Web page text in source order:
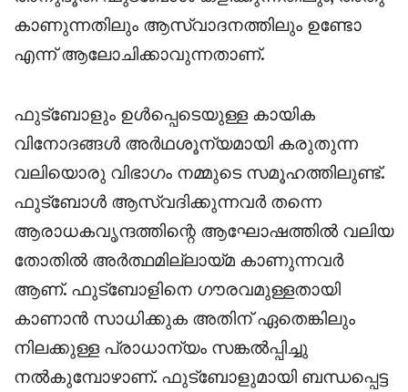
കാണുന്നതിലും ആസ്വാദനത്തിലും ഉണ്ടോ
എന്ന് ആലോചിക്കാവുന്നതാണ്.
ഫുട്ബോളും ഉൾപ്പെടെയുള്ള കായിക
വിനോദങ്ങൾ അർഥശൂന്യമായി കരുതുന്ന
വലിയൊരു വിഭാഗം നമ്മുടെ സമൂഹത്തിലുണ്ട്.
ഫുട്ബോൾ ആസ്വദിക്കുന്നവർ തന്നെ
ആരാധകവൃന്ദത്തിന്റെ ആഘോഷത്തിൽ വലിയ
തോതിൽ അർത്ഥമില്ലായ്മ കാണുന്നവർ
ആണ്. ഫുട്ബോളിനെ ഗൗരവമുള്ളതായി
കാണാൻ സാധിക്കുക അതിന് ഏതെങ്കിലും
നിലക്കുള്ള പ്രാധാന്യം സങ്കൽപ്പിച്ചു
നൽകുമ്പോഴാണ്. ഫുട്ബോളുമായി ബന്ധപ്പെട്ട